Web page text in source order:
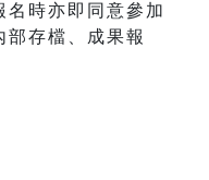
名時亦即同意參加
存檔、成果報